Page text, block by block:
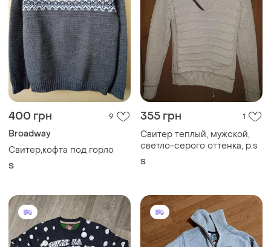
400 грн 9
Broadway
Свитер,кофта под горло
S
355 грн 1
Свитер теплый, мужской,
светло-серого оттенка, р.s
S